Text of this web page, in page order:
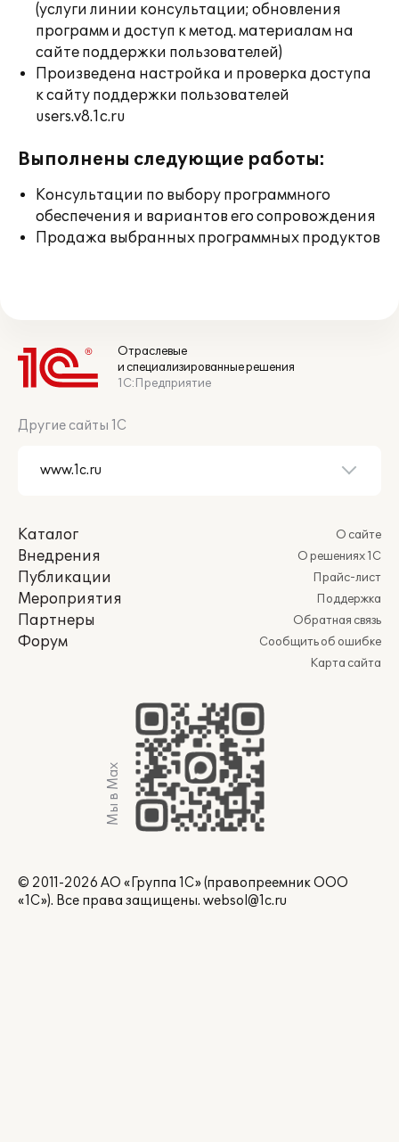
(услуги линии консультации; обновления
программ и доступ к метод. материалам на
сайте поддержки пользователей)
Произведена настройка и проверка доступа
к сайту поддержки пользователей
users.v8.1c.ru
Выполнены следующие работы:
Консультации по выбору программного
обеспечения и вариантов его сопровождения
Продажа выбранных программных продуктов
Отраслевые
и специализированные решения
1С:Предприятие
Другие сайты 1С
Каталог
Внедрения
Публикации
Мероприятия
Партнеры
Форум
О сайте
О решениях 1С
Прайс-лист
Поддержка
Обратная связь
Сообщить об ошибке
Карта сайта
Мы в Max
© 2011-2026 АО «Группа 1С» (правопреемник ООО
«1С»). Все права защищены. websol@1c.ru